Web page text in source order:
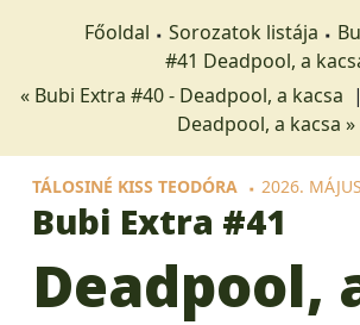
Főoldal Sorozatok listája
#41 Deadpool, a
« Bubi Extra #40 - Deadpool, a kacsa |
Deadpool, a kacsa »
TÁLOSINÉ KISS TEODÓRA 2026. MÁJUS
Bubi Extra #41
Deadpool,